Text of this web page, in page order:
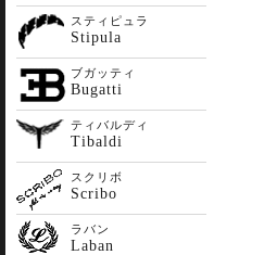
スティピュラ
Stipula
ブガッティ
Bugatti
ティバルディ
Tibaldi
スクリボ
Scribo
ラバン
Laban